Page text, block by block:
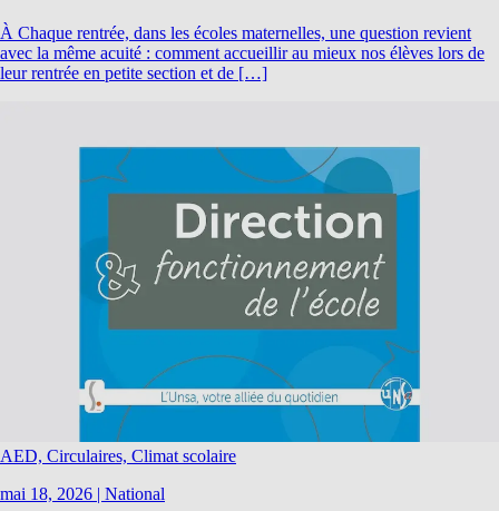
À Chaque rentrée, dans les écoles maternelles, une question revient
avec la même acuité : comment accueillir au mieux nos élèves lors de
leur rentrée en petite section et de […]
AED, Circulaires, Climat scolaire
mai 18, 2026 | National